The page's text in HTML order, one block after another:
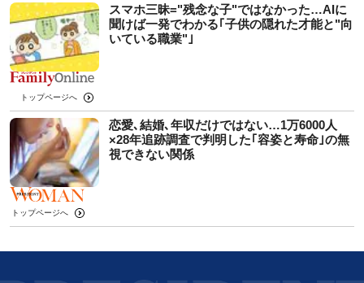
スマホ三昧="残念な子"ではなかった…AIに
聞けば一発でわかる｢子供の隠れた才能と"向
いている職業"｣
トップページへ
恋愛､結婚､年収だけではない…1万6000人
×28年追跡調査で判明した｢容姿と寿命｣の無
視できない関係
トップページへ